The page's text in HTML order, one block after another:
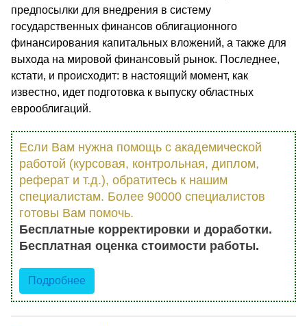
предпосылки для внедрения в систему
государственных финансов облигационного
финансирования капитальных вложений, а также для
выхода на мировой финансовый рынок. Последнее,
кстати, и происходит: в настоящий момент, как
известно, идет подготовка к выпуску областных
еврооблигаций.
Если Вам нужна помощь с академической
работой (курсовая, контрольная, диплом,
реферат и т.д.), обратитесь к нашим
специалистам. Более 90000 специалистов
готовы Вам помочь.
Бесплатные корректировки и доработки.
Бесплатная оценка стоимости работы.
Подробнее